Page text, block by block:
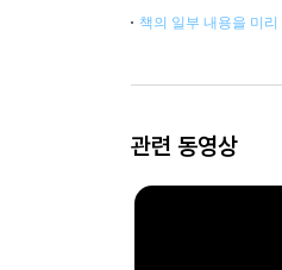
책의 일부 내용을 미
관련 동영상